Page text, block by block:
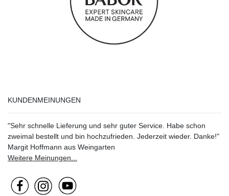
KUNDENMEINUNGEN
"Sehr schnelle Lieferung und sehr guter Service. Habe schon
zweimal bestellt und bin hochzufrieden. Jederzeit wieder. Danke!"
Margit Hoffmann aus Weingarten
Weitere Meinungen...